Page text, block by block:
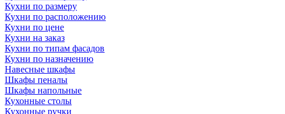
Кухни по размеру
Кухни по расположению
Кухни по цене
Кухни на заказ
Кухни по типам фасадов
Кухни по назначению
Навесные шкафы
Шкафы пеналы
Шкафы напольные
Кухонные столы
Кухонные ручки